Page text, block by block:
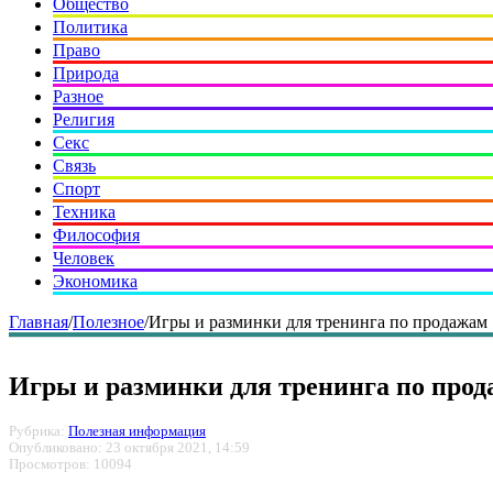
Общество
Политика
Право
Природа
Разное
Религия
Секс
Связь
Спорт
Техника
Философия
Человек
Экономика
Главная/Полезное/Игры и разминки для тренинга по продажам
Игры и разминки для тренинга по
Рубрика: Полезная информация
Опубликовано: 23 октября 2021, 14:59
Просмотров: 10094